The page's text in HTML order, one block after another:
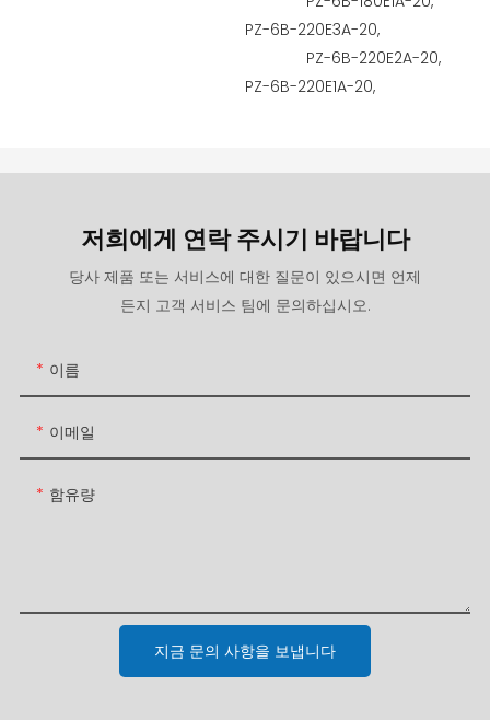
PZ-6B-220E3A-20,
PZ-6B-220E2A-20,
PZ-6B-220E1A-20,
저희에게 연락 주시기 바랍니다
당사 제품 또는 서비스에 대한 질문이 있으시면 언제
든지 고객 서비스 팀에 문의하십시오.
이름
이메일
함유량
지금 문의 사항을 보냅니다